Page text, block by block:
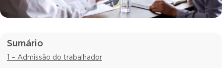
Sumário
1 – Admissão do trabalhador